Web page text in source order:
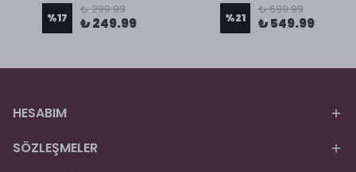
%17
₺ 299.99
₺ 249.99 %21
₺ 699.99
₺ 549.99
HESABIM
SÖZLEŞMELER